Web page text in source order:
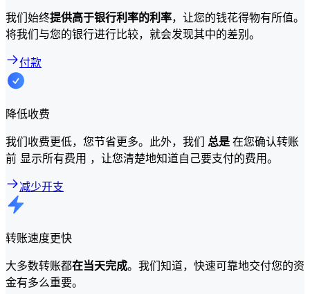
我们始终提供高于银行利率的利率，让您的钱花得物有所值。
将我们与您的银行进行比较，就会发现其中的差别。
付款
降低收费
我们收费更低，您节省更多。此外，我们 总是在您确认转账
前 显示所有费用 ，让您清楚地知道自己要支付的费用。
减少开支
转账速度更快
大多数转账都在当天完成。我们知道，快速可靠地交付您的资
金有多么重要。